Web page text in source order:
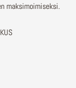
maksimoimiseksi.